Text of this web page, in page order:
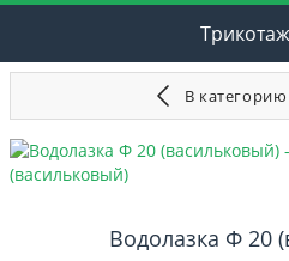
В
Водолазка Ф 20